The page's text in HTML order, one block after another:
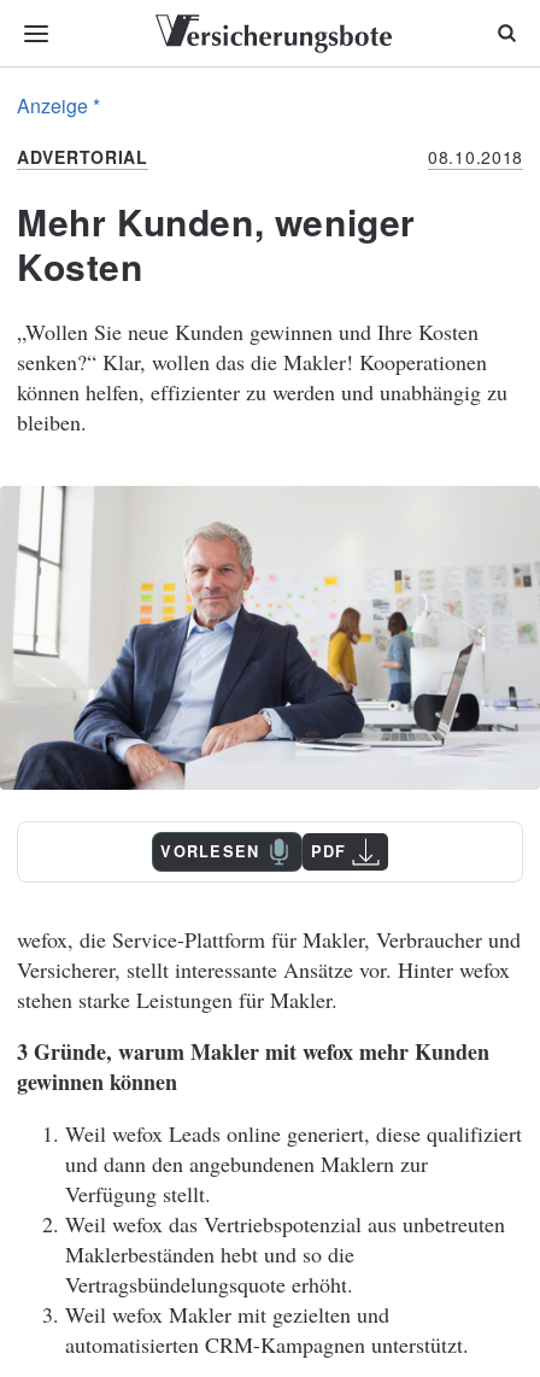
Anzeige *
ADVERTORIAL 08.10.2018
Mehr Kunden, weniger
Kosten
„Wollen Sie neue Kunden gewinnen und Ihre Kosten
senken?“ Klar, wollen das die Makler! Kooperationen
können helfen, effizienter zu werden und unabhängig zu
bleiben.
VORLESEN PDF
wefox, die Service-Plattform für Makler, Verbraucher und
Versicherer, stellt interessante Ansätze vor. Hinter wefox
stehen starke Leistungen für Makler.
3 Gründe, warum Makler mit wefox mehr Kunden
gewinnen können
Weil wefox Leads online generiert, diese qualifiziert
und dann den angebundenen Maklern zur
Verfügung stellt.
Weil wefox das Vertriebspotenzial aus unbetreuten
Maklerbeständen hebt und so die
Vertragsbündelungsquote erhöht.
Weil wefox Makler mit gezielten und
automatisierten CRM-Kampagnen unterstützt.